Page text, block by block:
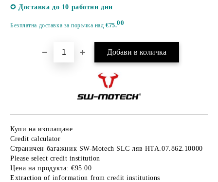
✪ Доставка до 10 работни дни
Безплатна доставка за поръчка над€75.00
Купи на изплащане
Credit calculator
Страничен багажник SW-Motech SLC ляв HTA.07.862.10000
Please select credit institution
Цена на продукта: €95.00
Extraction of information from credit institutions